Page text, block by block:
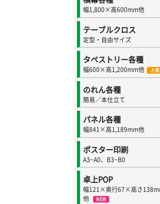
幅1,800×高600mm他
テーブルクロス
定型・自由サイズ
タペストリー各種
幅600×高1,200mm他 人気
のれん各種
簡易／本仕立て
パネル各種
幅841×高1,189mm他
ポスター印刷
A3~A0、B3~B0
卓上POP
幅121×奥行67×高さ
他
NEW